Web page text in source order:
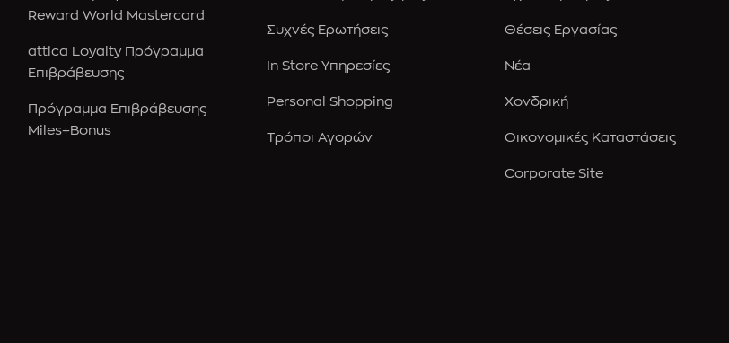
Reward World Mastercard
attica Loyalty Πρόγραμμα
Επιβράβευσης
Πρόγραμμα Επιβράβευσης
Miles+Bonus
Συχνές Ερωτήσεις
In Store Υπηρεσίες
Personal Shopping
Τρόποι Αγορών
Θέσεις Εργασίας
Νέα
Χονδρική
Οικονομικές Καταστάσεις
Corporate Site